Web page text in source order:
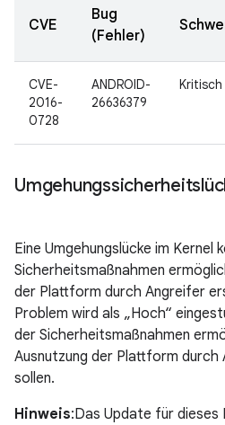
CVE
Bug
(Fehler)
CVE-
2016-
0728
ANDROID-
26636379
Kritisch
Eine Umgehungslücke im Kernel
Sicherheitsmaßnahmen
der Plattform durch Angreifer
Problem wird als „Hoch“
der Sicherheitsmaßnahmen
Ausnutzung der Plattform
sollen.
Hinweis:Das Update für